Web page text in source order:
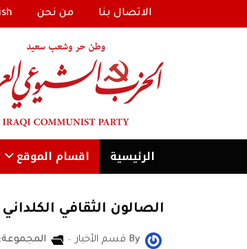
الاتصال بنا من نحن
الرئیسية اقسام الموقع
الصالون الثقافي الكلداني في
By قسم الأخبار المجموعة: